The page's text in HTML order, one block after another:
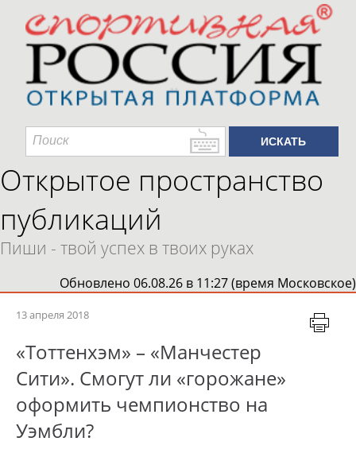
Открытое пространство
публикаций
Пиши - твой успех в твоих руках
Обновлено 06.08.26 в 11:27 (время Московское)
13 апреля 2018
«Тоттенхэм» – «Манчестер
Сити». Смогут ли «горожане»
оформить чемпионство на
Уэмбли?